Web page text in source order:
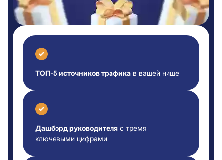
ТОП-5 источников трафика в вашей нише
Дашборд руководителя с тремя
ключевыми цифрами